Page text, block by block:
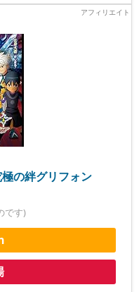
の絆グリフォン
です)